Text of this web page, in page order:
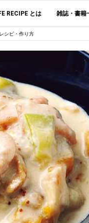
RECIPE とは 雑誌・書籍
シピ・作り方